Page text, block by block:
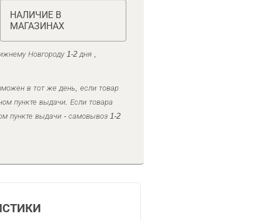
НАЛИЧИЕ В
МАГАЗИНАХ
Новгороду 1-2 дня ,
в тот же день, если товар
пункте выдачи. Если товара
пункте выдачи - самовывоз 1-2